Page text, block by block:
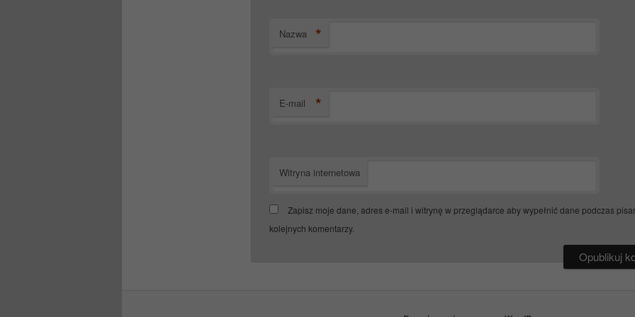
Nazwa *
E-mail *
Witryna internetowa
Zapisz moje dane, adres e-mail i witrynę w przeglądarce aby wypełnić dane podczas
kolejnych komentarzy.